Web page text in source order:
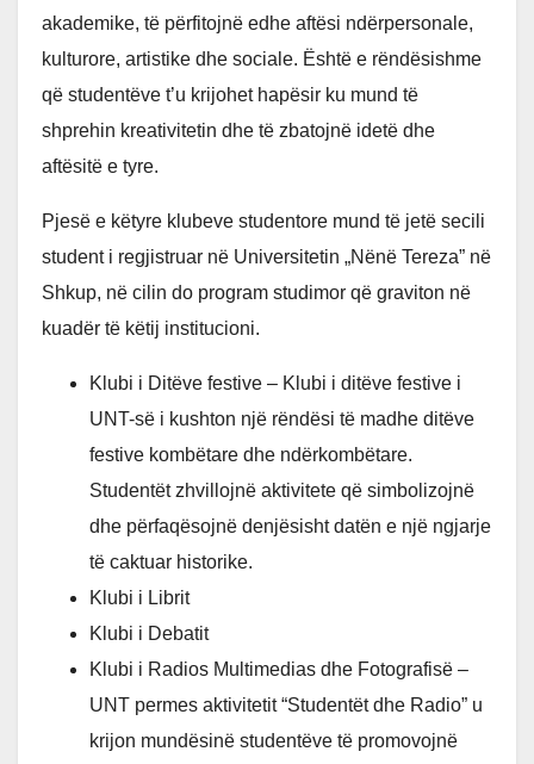
akademike, të përfitojnë edhe aftësi ndërpersonale,
kulturore, artistike dhe sociale. Është e rëndësishme
që studentëve t’u krijohet hapësir ku mund të
shprehin kreativitetin dhe të zbatojnë idetë dhe
aftësitë e tyre.
Pjesë e këtyre klubeve studentore mund të jetë secili
student i regjistruar në Universitetin „Nënë Tereza” në
Shkup, në cilin do program studimor që graviton në
kuadër të këtij institucioni.
Klubi i Ditëve festive – Klubi i ditëve festive i
UNT-së i kushton një rëndësi të madhe ditëve
festive kombëtare dhe ndërkombëtare.
Studentët zhvillojnë aktivitete që simbolizojnë
dhe përfaqësojnë denjësisht datën e një ngjarje
të caktuar historike.
Klubi i Librit
Klubi i Debatit
Klubi i Radios Multimedias dhe Fotografisë –
UNT permes aktivitetit “Studentët dhe Radio” u
krijon mundësinë studentëve të promovojnë